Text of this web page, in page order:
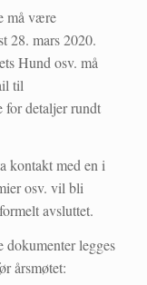
må være
28. mars 2020.
Hund osv. må
til
for detaljer rundt
kontakt med en i
osv. vil bli
avsluttet.
legges
årsmøtet: